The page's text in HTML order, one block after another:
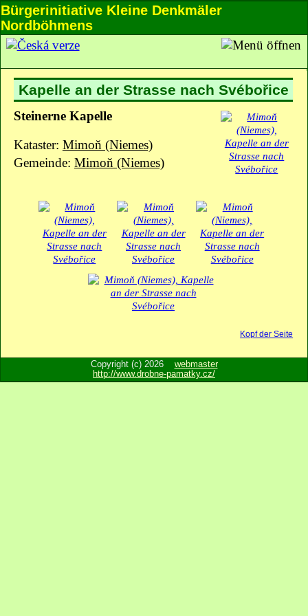
Bürgerinitiative Kleine Denkmäler
Nordböhmens
Kapelle an der Strasse nach Svébořice
Steinerne Kapelle
Kataster: Mimoň (Niemes)
Gemeinde: Mimoň (Niemes)
Kopf der Seite
Copyright (c) 2026 webmaster
http://www.drobne-pamatky.cz/